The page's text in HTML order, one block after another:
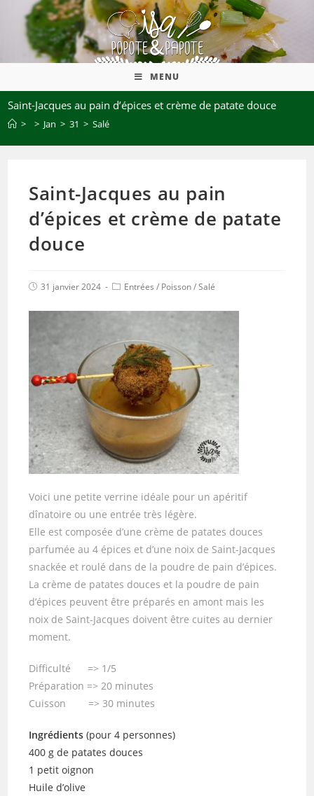
MENU
Saint-Jacques au pain d’épices et crème de patate douce
> > Jan > 31 > Salé
Saint-Jacques au pain
d’épices et crème de patate
douce
31 janvier 2024 Entrées / Poisson/Salé
Voici une petite verrine idéale pour un apéritif
dînatoire ou une entrée très légère.
Elle est composée d’une crème de patates douces
parfumée au 4 épices et d’une noix de Saint-Jacques
snackée et roulé dans de la poudre de pain d’épices.
La crème de patates douces et la poudre de pain
d’épices peuvent être préparés en amont mais les
noix de Saint-Jacques doivent être cuites au dernier
moment.
Difficulté => 1/5
Préparation => 20 minutes
Cuisson => 30 minutes
Ingrédients (pour 4 personnes)
400 g de patates douces
1 petit oignon
Huile d’olive